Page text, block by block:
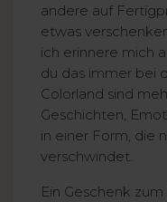
andere auf
etwas
ich erinnere mich
du das immer bei
Colorland sind
Geschichten,
in einer Form, die
verschwindet.
Ein Geschenk